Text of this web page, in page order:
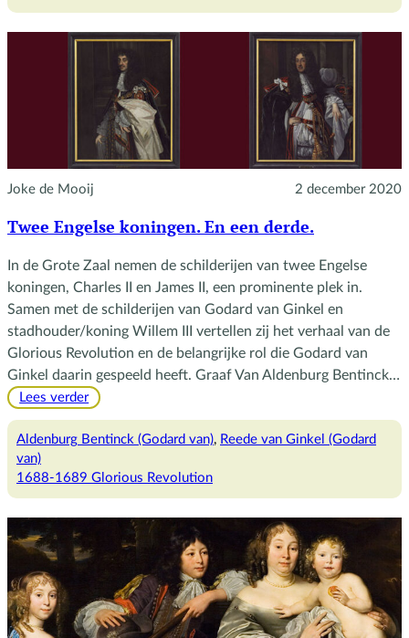
Joke de Mooij 2 december 2020
Twee Engelse koningen. En een derde.
In de Grote Zaal nemen de schilderijen van twee Engelse
koningen, Charles II en James II, een prominente plek in.
Samen met de schilderijen van Godard van Ginkel en
stadhouder/koning Willem III vertellen zij het verhaal van de
Glorious Revolution en de belangrijke rol die Godard van
Ginkel daarin gespeeld heeft. Graaf Van Aldenburg Bentinck…
Lees verder:
Engelse
En
Aldenburg Bentinck (Godard van), Reede van Ginkel (Godard
van)
1688-1689 Glorious Revolution